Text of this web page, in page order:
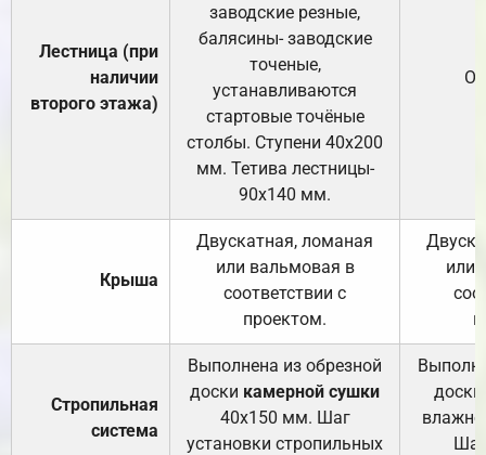
Лестница (при
наличии
второго этажа)
заводские резные,
балясины- заводские
точеные,
устанавливаются
стартовые точёные
столбы. Ступени 40х200
мм. Тетива лестницы-
90х140 мм.
Крыша
Двускатная, ломаная
или вальмовая в
соответствии с
проектом.
или
Стропильная
система
Выполнена из обрезной
доски камерной сушки
40х150 мм. Шаг
установки стропильных
доски